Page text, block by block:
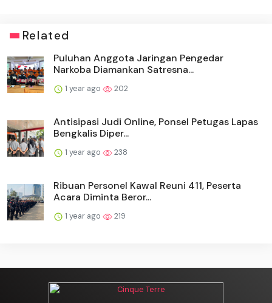
Related
Puluhan Anggota Jaringan Pengedar
Narkoba Diamankan Satresna...
1 year ago 202
Antisipasi Judi Online, Ponsel Petugas Lapas
Bengkalis Diper...
1 year ago 238
Ribuan Personel Kawal Reuni 411, Peserta
Acara Diminta Beror...
1 year ago 219